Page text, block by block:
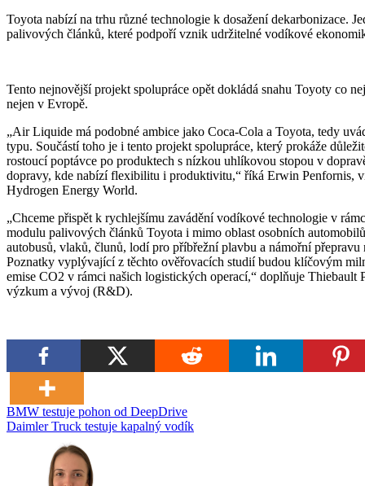
Toyota nabízí na trhu různé technologie k dosažení dekarbonizace.
palivových článků, které podpoří vznik udržitelné vodíkové
Tento nejnovější projekt spolupráce opět dokládá snahu Toyoty co
nejen v Evropě.
„Air Liquide má podobné ambice jako Coca-Cola a Toyota, tedy
typu. Součástí toho je i tento projekt spolupráce, který prokáže
rostoucí poptávce po produktech s nízkou uhlíkovou stopou v
dopravy, kde nabízí flexibilitu i produktivitu,“ říká Erwin Penfornis,
Hydrogen Energy World.
„Chceme přispět k rychlejšímu zavádění vodíkové technologie v
modulu palivových článků Toyota i mimo oblast osobních
autobusů, vlaků, člunů, lodí pro příbřežní plavbu a námořní přepravu
Poznatky vyplývající z těchto ověřovacích studií budou klíčovým
emise CO2 v rámci našich logistických operací,“ doplňuje
výzkum a vývoj (R&D).
Navigace
pro
příspěvek
BMW testuje pohon od DeepDrive
Daimler Truck testuje kapalný vodík